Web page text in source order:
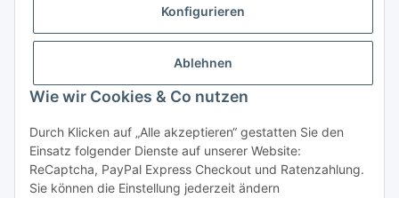
Konfigurieren
Ablehnen
Wie wir Cookies & Co nutzen
Durch Klicken auf „Alle akzeptieren“ gestatten Sie den
Einsatz folgender Dienste auf unserer Website:
ReCaptcha, PayPal Express Checkout und Ratenzahlung.
Sie können die Einstellung jederzeit ändern
Rechtliche Infomationen
Service
Vertrag widerrufen